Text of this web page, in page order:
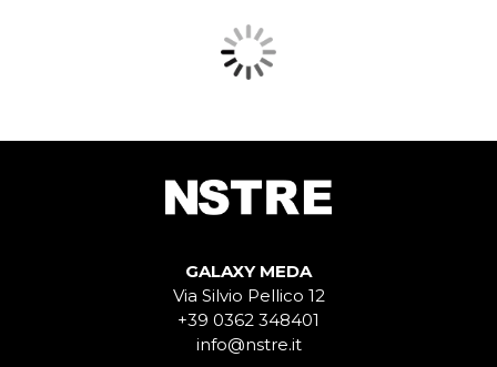
GALAXY MEDA
Via Silvio Pellico 12
+39 0362 348401
info@nstre.it